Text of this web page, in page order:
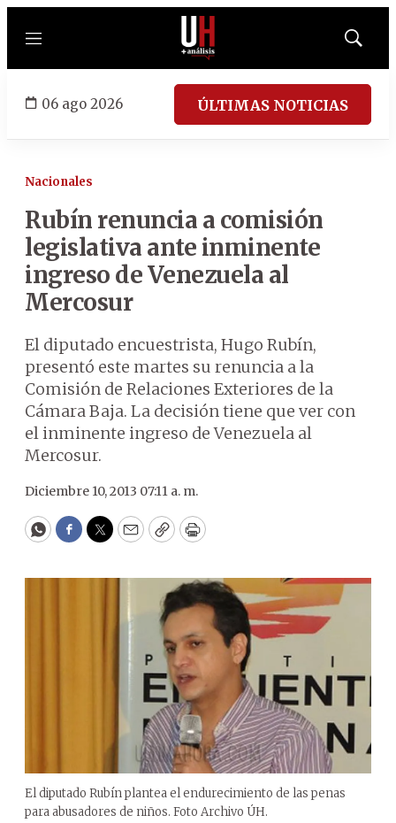
Menú
Mostrar
06 ago 2026 ÚLTIMAS NOTICIAS
Nacionales
Rubín renuncia a comisión
legislativa ante inminente
ingreso de Venezuela al
Mercosur
El diputado encuestrista, Hugo Rubín,
presentó este martes su renuncia a la
Comisión de Relaciones Exteriores de la
Cámara Baja. La decisión tiene que ver con
el inminente ingreso de Venezuela al
Mercosur.
Diciembre 10, 2013 07:11 a. m.
WhatsApp
Facebook
Twitter
EmailCopyPrint
El diputado Rubín plantea el endurecimiento de las penas
para abusadores de niños. Foto Archivo ÚH.